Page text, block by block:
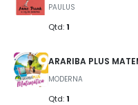
PAULUS
Qtd: 1
ARARIBA PLUS
MODERNA
Qtd: 1